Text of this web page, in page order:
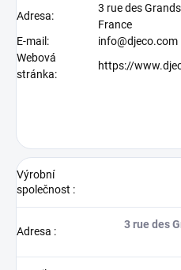
Adresa:
3 rue des
France
E-mail:
info@djeco.com
Webová
stránka:
https://
Výrobní
společnost :
Adresa :
3 rue des